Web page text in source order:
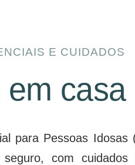
E CUIDADOS
em casa
para Pessoas Idosas
com